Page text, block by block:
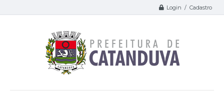
Login / Cadastro